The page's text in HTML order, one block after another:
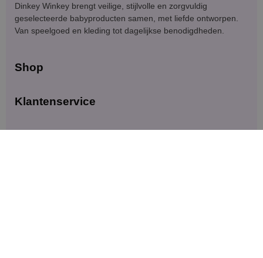
Dinkey Winkey brengt veilige, stijlvolle en zorgvuldig
geselecteerde babyproducten samen, met liefde ontworpen.
Van speelgoed en kleding tot dagelijkse benodigdheden.
Shop
Klantenservice